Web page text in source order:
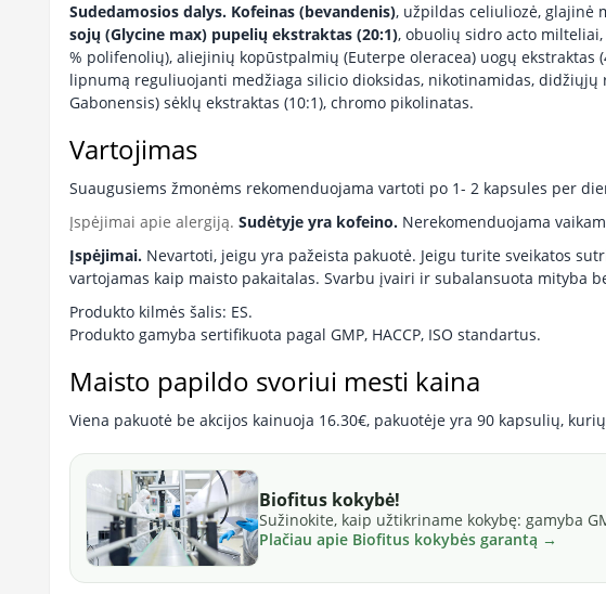
Sudedamosios dalys. Kofeinas (bevandenis), užpildas celiuliozė, glajinė
sojų (Glycine max) pupelių ekstraktas (20:1), obuolių sidro acto
% polifenolių), aliejinių kopūstpalmių (Euterpe oleracea) uogų
lipnumą reguliuojanti medžiaga silicio dioksidas, nikotinamidas,
Gabonensis) sėklų ekstraktas (10:1), chromo pikolinatas.
Vartojimas
Suaugusiems žmonėms rekomenduojama vartoti po 1- 2 kapsules per
Įspėjimai apie alergiją. Sudėtyje yra kofeino. Nerekomenduojama
Įspėjimai. Nevartoti, jeigu yra pažeista pakuotė. Jeigu turite sveikatos
vartojamas kaip maisto pakaitalas. Svarbu įvairi ir subalansuota mityba
Produkto kilmės šalis: ES.
Produkto gamyba sertifikuota pagal GMP, HACCP, ISO standartus.
Maisto papildo svoriui mesti kaina
Viena pakuotė be akcijos kainuoja 16.30€, pakuotėje yra 90 kapsulių,
Biofitus kokybė!
Sužinokite, kaip užtikriname kokybę: gamyba
Plačiau apie Biofitus kokybės garantą →